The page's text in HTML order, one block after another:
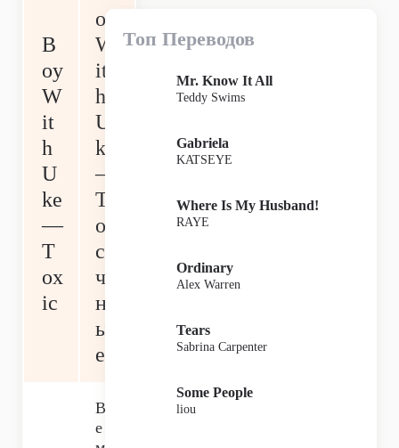
B
oy
W
it
h
U
ke
—
T
ox
ic
oy
W
it
h
U
ke
—
Т
ок
си
ч
н
ы
е
Вс
е
Топ Переводов
Mr. Know It All
Teddy Swims
Gabriela
KATSEYE
Where Is My Husband!
RAYE
Ordinary
Alex Warren
Tears
Sabrina Carpenter
Some People
liou